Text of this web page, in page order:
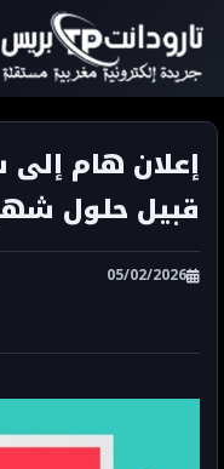
إعلان هام إلى
قبيل حلول
05/02/2026